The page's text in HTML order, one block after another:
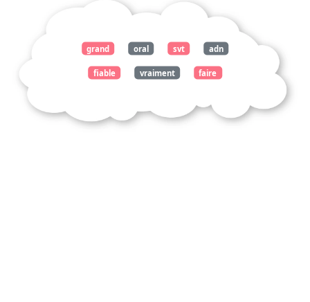
grand oral svt adn
fiable vraiment faire